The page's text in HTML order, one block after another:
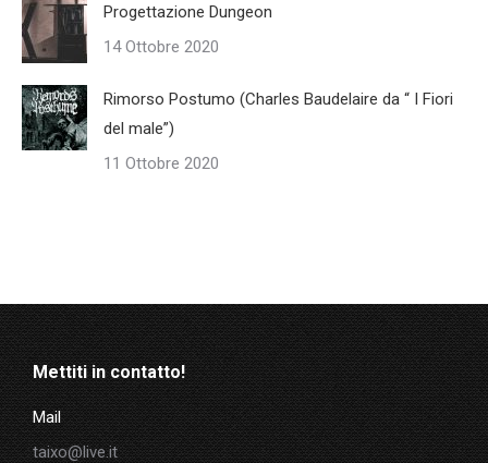
Progettazione Dungeon
14 Ottobre 2020
Rimorso Postumo (Charles Baudelaire da “ I Fiori
del male”)
11 Ottobre 2020
Mettiti in contatto!
Mail
taixo@live.it